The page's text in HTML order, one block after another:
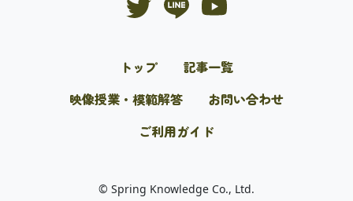
トップ
記事一覧
映像授業・模範解答
お問い合わせ
ご利用ガイド
© Spring Knowledge Co., Ltd.